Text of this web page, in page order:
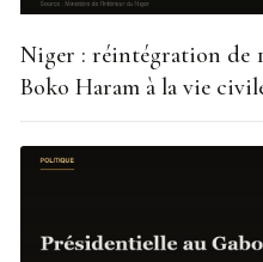
Niger : réintégration de
Boko Haram à la vie